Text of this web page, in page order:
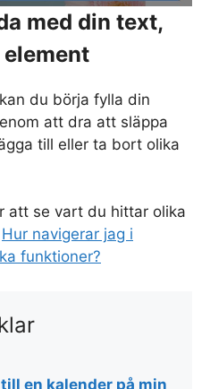
med din text,
du börja fylla din
att dra att släppa
till eller ta bort olika
att se vart du hittar olika
Hur navigerar jag i
funktioner?
en kalender på min